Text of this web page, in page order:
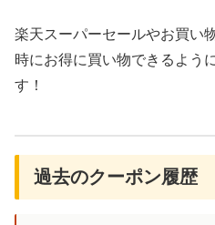
楽天スーパーセールやお買い
時にお得に買い物できるよう
す！
過去のクーポン履歴